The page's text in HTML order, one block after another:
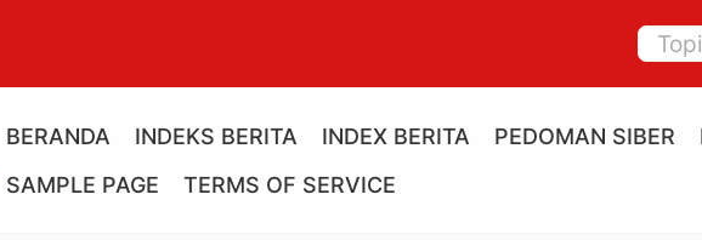
BERANDA INDEKS BERITA INDEX BERITA PEDOMAN SIBER
SAMPLE PAGE
TERMS OF SERVICE